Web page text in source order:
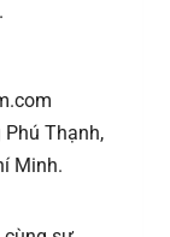
Thạnh,
Minh.